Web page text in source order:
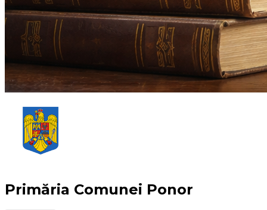
Primăria Comunei Ponor